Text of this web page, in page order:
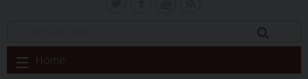
Skip
to
Home